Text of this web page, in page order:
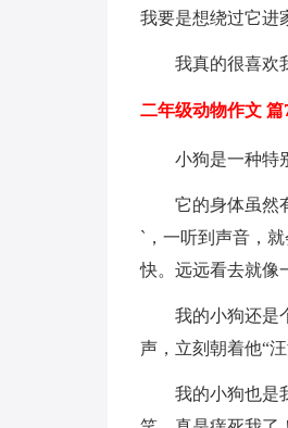
我要是想绕过它进
我真的很喜欢
二年级动物作文 篇
小狗是一种特
它的身体虽然
`，一听到声音，
快。远远看去就像
我的小狗还是
声，立刻朝着他“
我的小狗也是